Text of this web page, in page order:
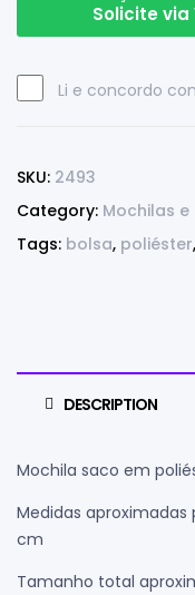
Solicite
Li e concordo
SKU: 2493
Category: Mochilas
Tags: bolsa, poliéster,
DESCRIPTION
Mochila saco em
Medidas aproximadas
cm
Tamanho total